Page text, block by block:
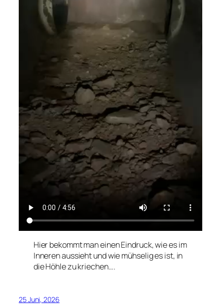
Hier bekommt man einen Eindruck, wie es im
Inneren aussieht und wie mühselig es ist, in
die Höhle zu kriechen….
25 Juni, 2026